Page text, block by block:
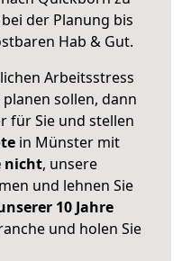
der Planung bis
Hab & Gut.
Arbeitsstress
sollen, dann
für Sie und stellen
in Münster mit
nicht, unsere
und lehnen Sie
10 Jahre
und holen Sie